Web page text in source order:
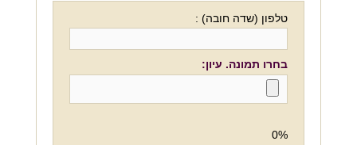
טלפון (שדה חובה) :
בחרו תמונה. עיון:
0%